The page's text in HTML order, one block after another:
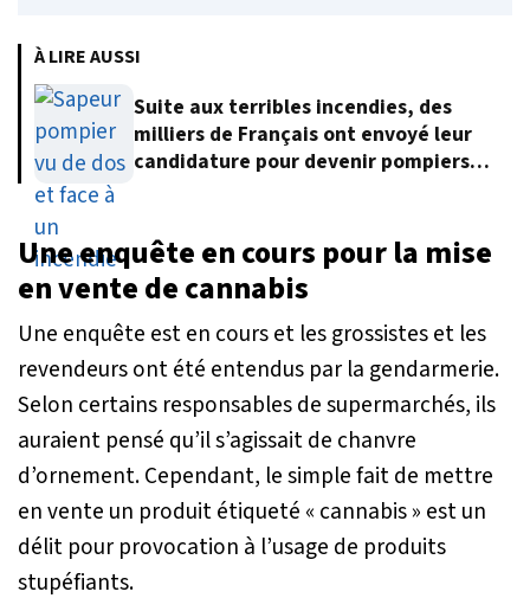
À LIRE AUSSI
Suite aux terribles incendies, des
milliers de Français ont envoyé leur
candidature pour devenir pompiers
Une enquête en cours pour la mise
en vente de cannabis
Une enquête est en cours et les grossistes et les
revendeurs ont été entendus par la gendarmerie.
Selon certains responsables de supermarchés, ils
auraient pensé qu’il s’agissait de chanvre
d’ornement. Cependant, le simple fait de mettre
en vente un produit étiqueté « cannabis » est un
délit pour provocation à l’usage de produits
stupéfiants.